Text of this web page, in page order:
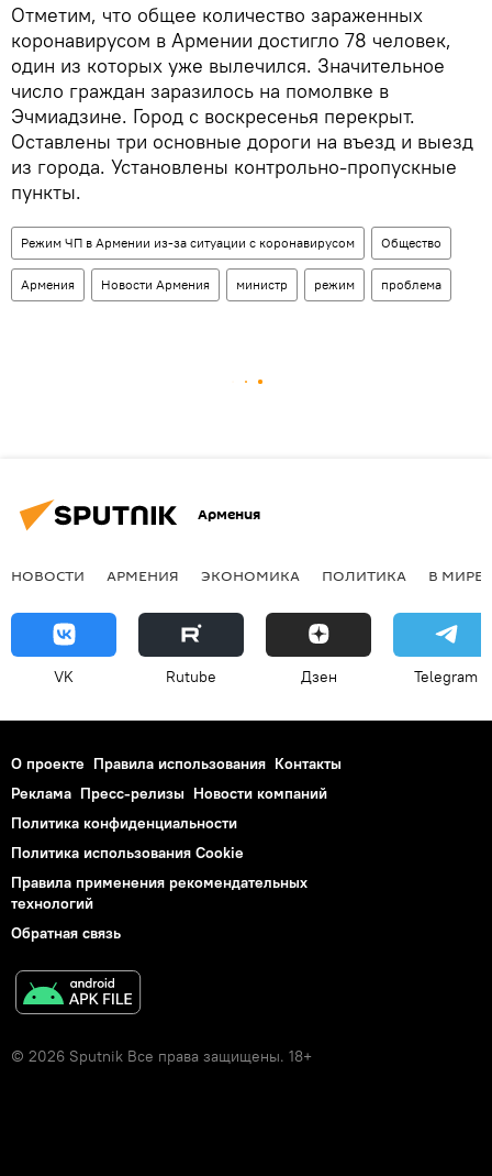
Отметим, что общее количество зараженных
коронавирусом в Армении достигло 78 человек,
один из которых уже вылечился. Значительное
число граждан заразилось на помолвке в
Эчмиадзине. Город с воскресенья перекрыт.
Оставлены три основные дороги на въезд и выезд
из города. Установлены контрольно-пропускные
пункты.
Режим ЧП в Армении из-за ситуации с коронавирусом Общество
Армения Новости Армения министр режим проблема
Армения
НОВОСТИ АРМЕНИЯ ЭКОНОМИКА ПОЛИТИКА В МИРЕ
VK Rutube Дзен Telegram
О проекте Правила использования Контакты
Реклама Пресс-релизы Новости компаний
Политика конфиденциальности
Политика использования Cookie
Правила применения рекомендательных
технологий
Обратная связь
© 2026 Sputnik Все права защищены. 18+